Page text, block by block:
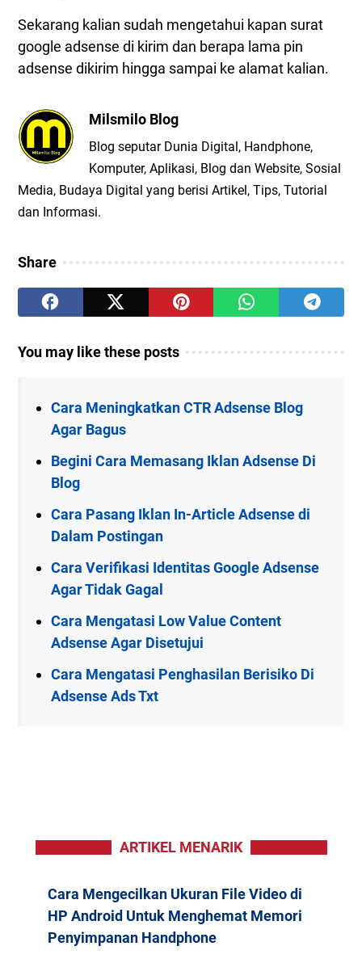
Sekarang kalian sudah mengetahui kapan surat
google adsense di kirim dan berapa lama pin
adsense dikirim hingga sampai ke alamat kalian.
Milsmilo Blog
Blog seputar Dunia Digital, Handphone,
Komputer, Aplikasi, Blog dan Website, Sosial
Media, Budaya Digital yang berisi Artikel, Tips, Tutorial
dan Informasi.
Share
You may like these posts
Cara Meningkatkan CTR Adsense Blog
Agar Bagus
Begini Cara Memasang Iklan Adsense Di
Blog
Cara Pasang Iklan In-Article Adsense di
Dalam Postingan
Cara Verifikasi Identitas Google Adsense
Agar Tidak Gagal
Cara Mengatasi Low Value Content
Adsense Agar Disetujui
Cara Mengatasi Penghasilan Berisiko Di
Adsense Ads Txt
ARTIKEL MENARIK
Cara Mengecilkan Ukuran File Video di
HP Android Untuk Menghemat Memori
Penyimpanan Handphone